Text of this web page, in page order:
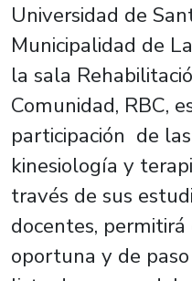
Universidad de
Municipalidad de
la sala
Comunidad, RBC,
participación de
kinesiología y
través de sus
docentes,
oportuna y de